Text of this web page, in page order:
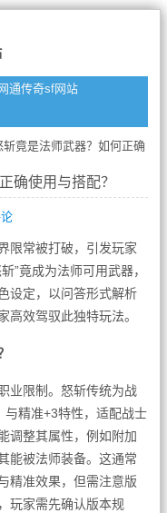
网通传奇sf网站
竟是法师武器？如何正确
确使用与搭配？
限常被打破，引发玩家
”竟成为法师可用武器，
设定，以问答形式解析
高效驾驭此独特玩法。
业限制。怒斩传统为战
精准+3特性，适配战士
调整其属性，例如附加
能被法师装备。这通常
精准效果，但需注意版
玩家需先确认版本规